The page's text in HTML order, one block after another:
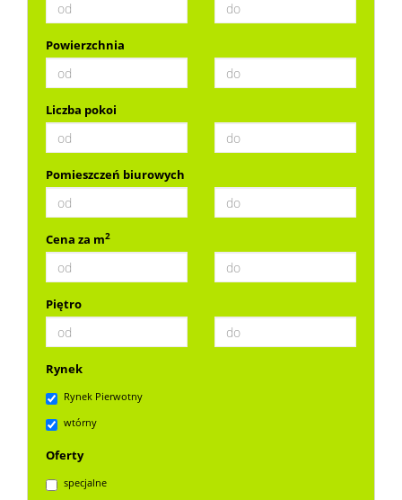
Powierzchnia
Liczba pokoi
Pomieszczeń biurowych
Cena za m2
Piętro
Rynek
Rynek Pierwotny
wtórny
Oferty
specjalne